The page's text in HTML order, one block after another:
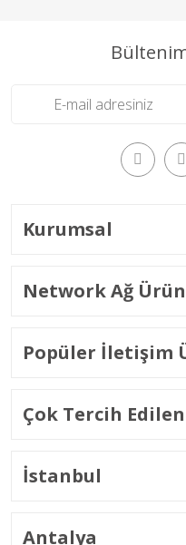
Kurumsal
Network Ağ
Popüler İletişim
Çok Tercih
İstanbul
Antalya